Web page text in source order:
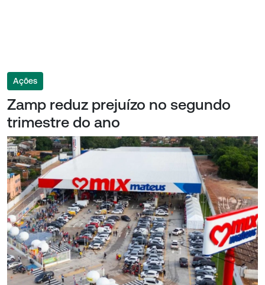
Ações
Zamp reduz prejuízo no segundo
trimestre do ano